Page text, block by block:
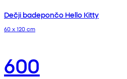
Dečji badepončo Hello Kitty
60 x 120 cm
600